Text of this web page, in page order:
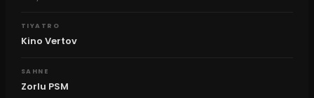
TIYATRO
Kino Vertov
SAHNE
Zorlu PSM